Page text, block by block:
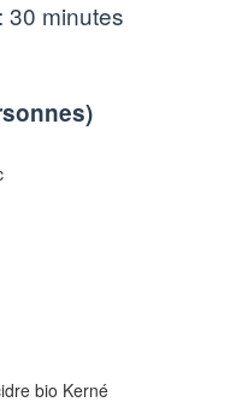
30 minutes
)
bio Kerné